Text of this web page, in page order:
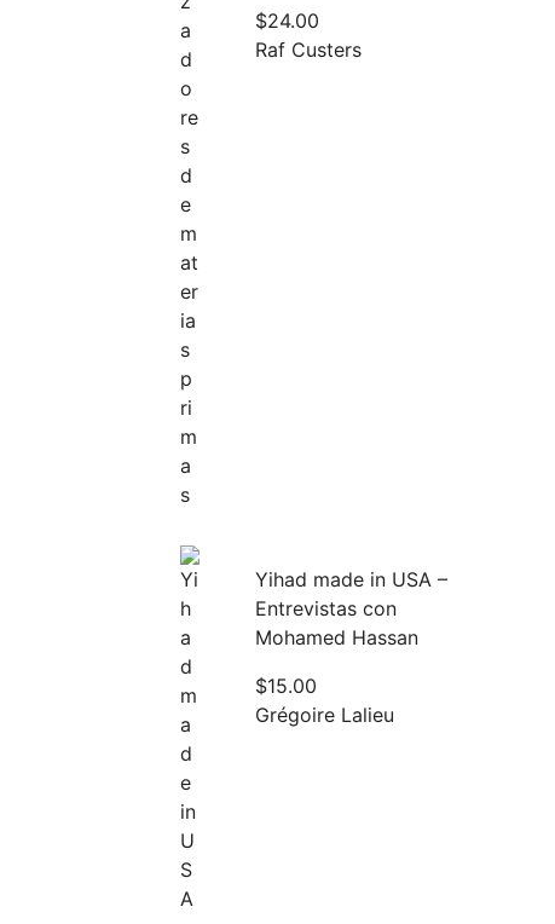
$24.00
Raf Custers
Yihad made in USA –
Entrevistas con
Mohamed Hassan
$15.00
Grégoire Lalieu